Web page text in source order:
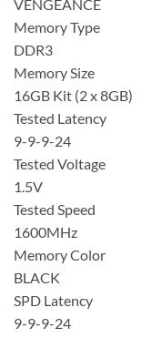
VENGEANCE
Memory Type
DDR3
Memory Size
16GB Kit (2 x 8GB)
Tested Latency
9-9-9-24
Tested Voltage
1.5V
Tested Speed
1600MHz
Memory Color
BLACK
SPD Latency
9-9-9-24